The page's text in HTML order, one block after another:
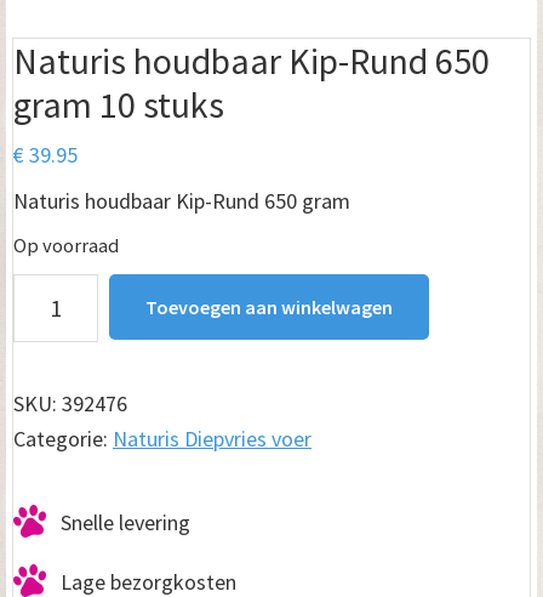
Naturis houdbaar Kip-Rund 650
gram 10 stuks
€39.95
Naturis houdbaar Kip-Rund 650 gram
Op voorraad
houdbaar
Rund
650
10
stuks
aantal
Toevoegen aan winkelwagen
SKU: 392476
Categorie: Naturis Diepvries voer
Snelle levering
Lage bezorgkosten